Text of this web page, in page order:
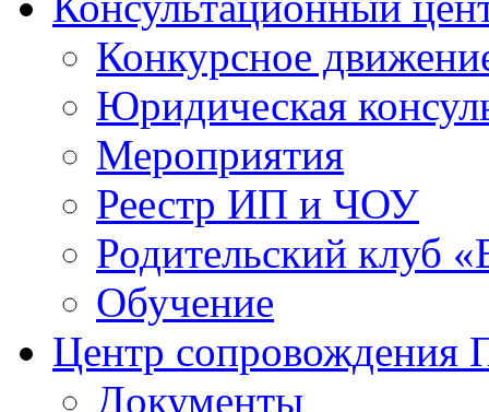
Конкурсное
Юридическая
Мероприятия
Реестр ИП и ЧОУ
Родительский клуб
Обучение
Центр сопровождения
Документы